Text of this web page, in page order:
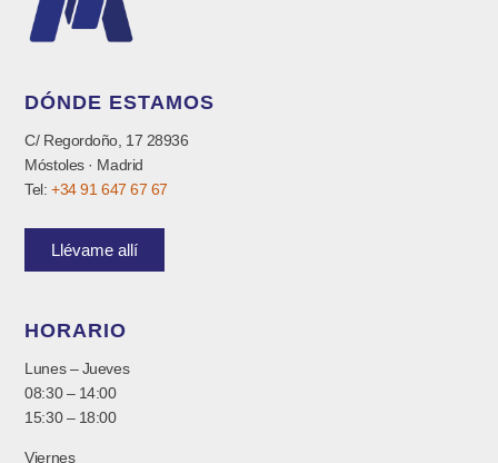
DÓNDE ESTAMOS
C/ Regordoño, 17 28936
Móstoles · Madrid
Tel:+34 91 647 67 67
Llévame allí
HORARIO
Lunes – Jueves
08:30 – 14:00
15:30 – 18:00
Viernes